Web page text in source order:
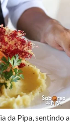
da Pipa, sentindo a